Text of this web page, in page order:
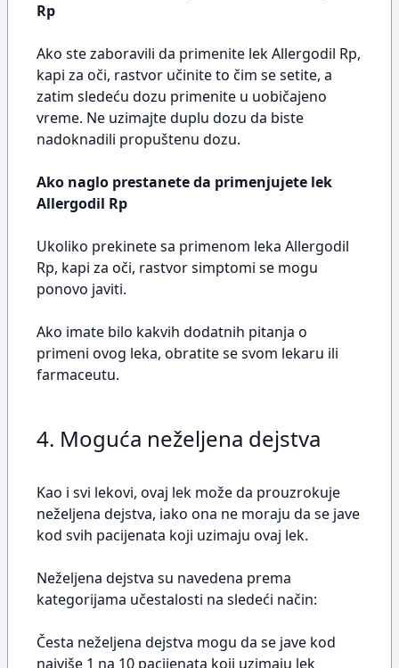
Rp
Ako ste zaboravili da primenite lek Allergodil Rp,
kapi za oči, rastvor učinite to čim se setite, a
zatim sledeću dozu primenite u uobičajeno
vreme. Ne uzimajte duplu dozu da biste
nadoknadili propuštenu dozu.
Ako naglo prestanete da primenjujete lek
Allergodil Rp
Ukoliko prekinete sa primenom leka Allergodil
Rp, kapi za oči, rastvor simptomi se mogu
ponovo javiti.
Ako imate bilo kakvih dodatnih pitanja o
primeni ovog leka, obratite se svom lekaru ili
farmaceutu.
4. Moguća neželjena dejstva
Kao i svi lekovi, ovaj lek može da prouzrokuje
neželjena dejstva, iako ona ne moraju da se jave
kod svih pacijenata koji uzimaju ovaj lek.
Neželjena dejstva su navedena prema
kategorijama učestalosti na sledeći način:
Česta neželjena dejstva mogu da se jave kod
najviše 1 na 10 pacijenata koji uzimaju lek